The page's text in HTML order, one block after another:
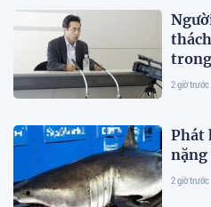
giới
2 giờ trước
Phát
nặng
2 giờ trước